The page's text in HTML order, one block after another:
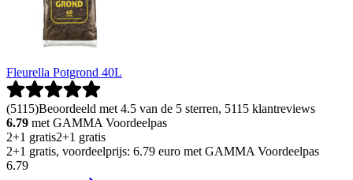
Fleurella Potgrond 40L
(5115)Beoordeeld met 4.5 van de 5 sterren, 5115 klantreviews
6.79 met GAMMA Voordeelpas
2+1 gratis2+1 gratis
2+1 gratis, voordeelprijs: 6.79 euro met GAMMA Voordeelpas
6.79